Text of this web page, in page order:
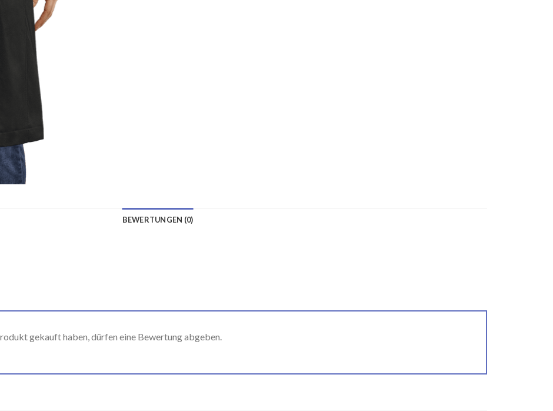
BEWERTUNGEN (0)
gekauft haben, dürfen eine Bewertung abgeben.